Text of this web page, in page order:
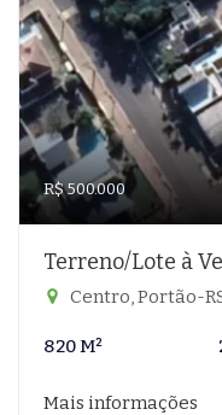
R$ 500.000
Terreno/Lote à
Centro, Portão-
820 M²
Mais informações